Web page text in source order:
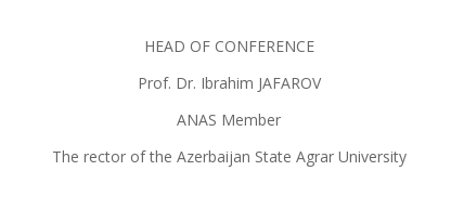
HEAD OF CONFERENCE
Prof. Dr. Ibrahim JAFAROV
ANAS Member
The rector of the Azerbaijan State Agrar University